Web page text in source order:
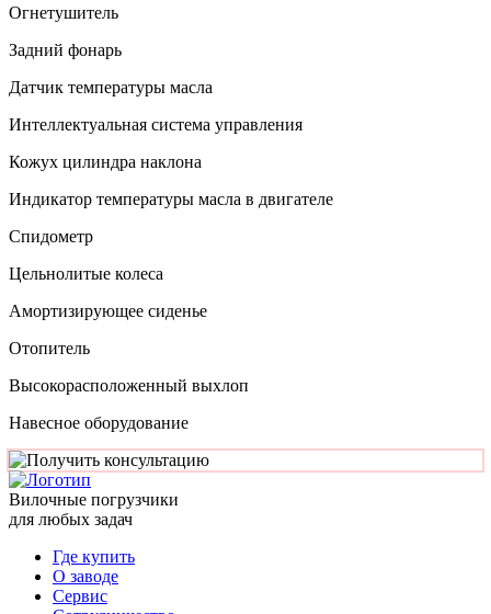
Огнетушитель
Задний фонарь
Датчик температуры масла
Интеллектуальная система управления
Кожух цилиндра наклона
Индикатор температуры масла в двигателе
Спидометр
Цельнолитые колеса
Амортизирующее сиденье
Отопитель
Высокорасположенный выхлоп
Навесное оборудование
Вилочные погрузчики
для любых задач
Где купить
О заводе
Сервис